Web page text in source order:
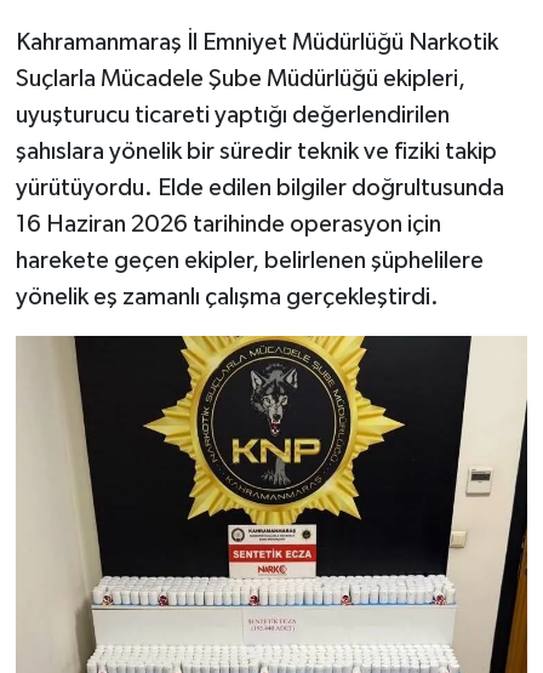
Kahramanmaraş İl Emniyet Müdürlüğü Narkotik
Suçlarla Mücadele Şube Müdürlüğü ekipleri,
uyuşturucu ticareti yaptığı değerlendirilen
şahıslara yönelik bir süredir teknik ve fiziki takip
yürütüyordu. Elde edilen bilgiler doğrultusunda
16 Haziran 2026 tarihinde operasyon için
harekete geçen ekipler, belirlenen şüphelilere
yönelik eş zamanlı çalışma gerçekleştirdi.
KİM KİMDİR
ÇEK GÖNDER
KİTAP
HEDEF2020
OTOMOBİL
MİZAH
TARİH
Genel
Politika
YEREL
BÖLGEDEN